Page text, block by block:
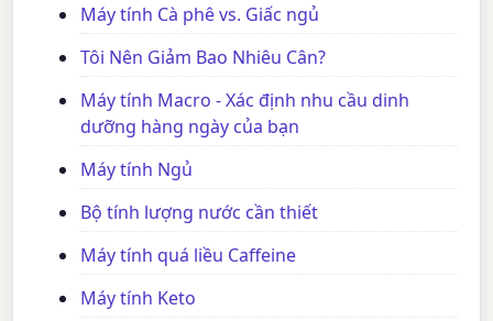
Máy tính Cà phê vs. Giấc ngủ
Tôi Nên Giảm Bao Nhiêu Cân?
Máy tính Macro - Xác định nhu cầu dinh
dưỡng hàng ngày của bạn
Máy tính Ngủ
Bộ tính lượng nước cần thiết
Máy tính quá liều Caffeine
Máy tính Keto